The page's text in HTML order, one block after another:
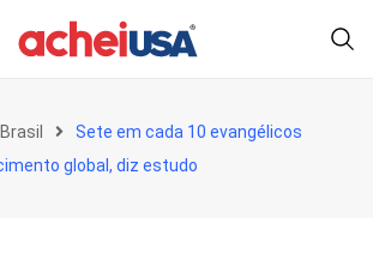
Brasil
Sete em cada 10 evangélicos
global, diz estudo